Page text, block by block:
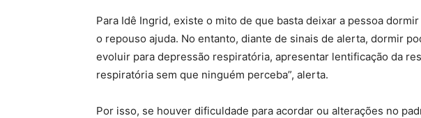
Para Idê Ingrid, existe o mito de que basta deixar a pessoa
o repouso ajuda. No entanto, diante de sinais de alerta, dormir
evoluir para depressão respiratória, apresentar lentificação da
respiratória sem que ninguém perceba”, alerta.
Por isso, se houver dificuldade para acordar ou alterações no